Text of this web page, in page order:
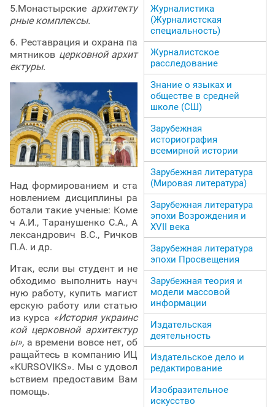
5.Монастырские архитекту
рные комплексы.
6. Реставрация и охрана па
мятников церковной архит
ектуры.
Над формированием и ста
новлением дисциплины ра
ботали такие ученые: Коме
ч А.И., Таранушенко С.А., А
лександрович В.С., Ричков
П.А. и др.
Итак, если вы студент и не
обходимо выполнить науч
ную работу, купить магист
ерскую работу или статью
из курса «История украинс
кой церковной архитектур
ы», а времени вовсе нет, об
ращайтесь в компанию ИЦ
«KURSOVIKS». Мы с удовол
ьствием предоставим Вам
помощь.
Журналистика
(Журналистская
специальность)
Журналистское
расследование
Знание о языках и
обществе в средней
школе (СШ)
Зарубежная
историография
всемирной истории
Зарубежная литература
(Мировая литература)
Зарубежная литература
эпохи Возрождения и
ХVII века
Зарубежная литература
эпохи Просвещения
Зарубежная теория и
модели массовой
информации
Издательская
деятельность
Издательское дело и
редактирование
Изобразительное
искусство